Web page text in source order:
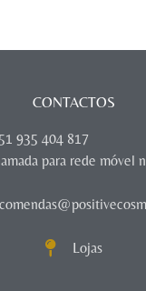
CONTACTOS
935 404 817
para rede móvel
Lojas